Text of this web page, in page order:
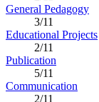
General Pedagogy
3/11
Educational Projects
2/11
Publication
5/11
Communication
2/11